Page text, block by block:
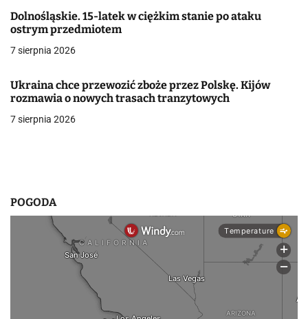
w
p
i
s
Dolnośląskie. 15-latek w ciężkim stanie po ataku
ostrym przedmiotem
7 sierpnia 2026
Ukraina chce przewozić zboże przez Polskę. Kijów
rozmawia o nowych trasach tranzytowych
7 sierpnia 2026
POGODA